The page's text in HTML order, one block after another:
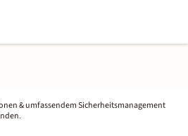
& umfassendem Sicherheitsmanagement